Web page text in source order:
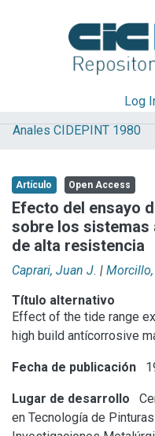
Log
Explorar
Aportar material
Statistics
Anales CIDEPINT 1980
Artículo Open Access
Efecto del ensayo
sobre los
de alta resistencia
Caprari, Juan J. |
Título alternativo
Effect of the tide range
high build antícorrosive
Fecha de publicación
Lugar de desarrollo
en Tecnología de Pinturas